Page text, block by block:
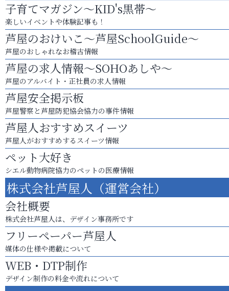
子育てマガジン～KID's黒帯～
楽しいイベントや体験記事も！
芦屋のおけいこ～芦屋SchoolGuide～
芦屋のおしゃれなお稽古情報
芦屋の求人情報～SOHOあしや～
芦屋のアルバイト・正社員の求人情報
芦屋安全掲示板
芦屋警察と芦屋防犯協会協力の事件情報
芦屋人おすすめスイーツ
芦屋人がおすすめするスイーツ情報
ペット大好き
シエル動物病院協力のペットの医療情報
株式会社芦屋人（運営会社）
会社概要
株式会社芦屋人は、デザイン事務所です
フリーペーパー芦屋人
媒体の仕様や掲載について
WEB・DTP制作
デザイン制作の料金や流れについて